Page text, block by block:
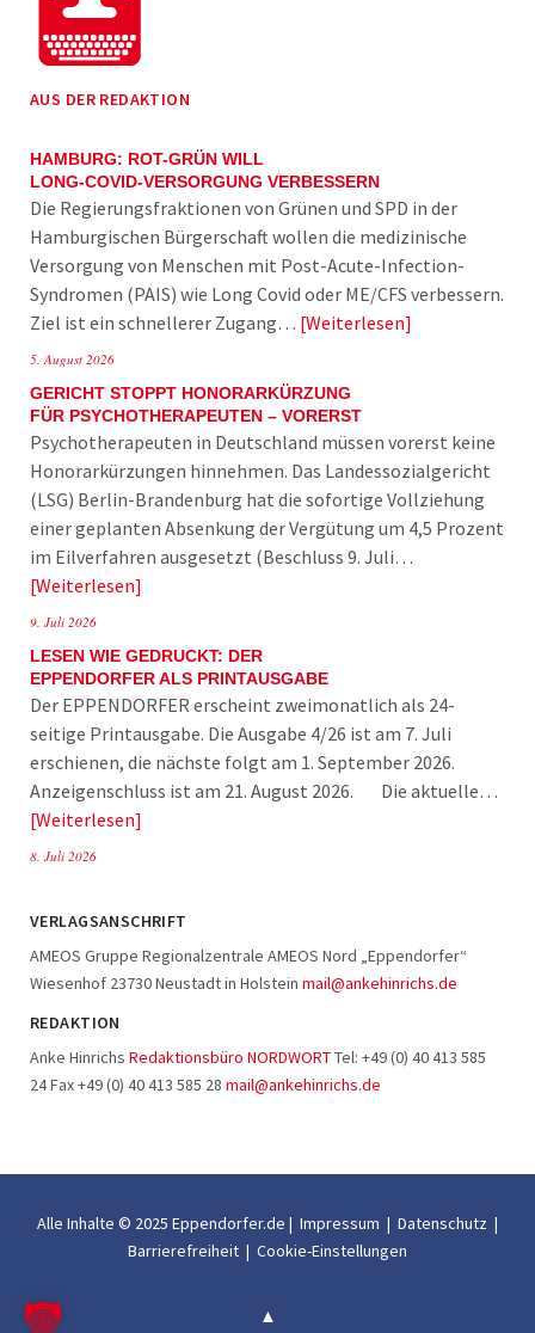
AUS DER REDAKTION
HAMBURG: ROT-GRÜN WILL
LONG-COVID-VERSORGUNG VERBESSERN
Die Regierungsfraktionen von Grünen und SPD in der
Hamburgischen Bürgerschaft wollen die medizinische
Versorgung von Menschen mit Post-Acute-Infection-
Syndromen (PAIS) wie Long Covid oder ME/CFS verbessern.
Ziel ist ein schnellerer Zugang… Weiterlesen
5. August 2026
GERICHT STOPPT HONORARKÜRZUNG
FÜR PSYCHOTHERAPEUTEN – VORERST
Psychotherapeuten in Deutschland müssen vorerst keine
Honorarkürzungen hinnehmen. Das Landessozialgericht
(LSG) Berlin-Brandenburg hat die sofortige Vollziehung
einer geplanten Absenkung der Vergütung um 4,5 Prozent
im Eilverfahren ausgesetzt (Beschluss 9. Juli…
Weiterlesen
9. Juli 2026
LESEN WIE GEDRUCKT: DER
EPPENDORFER ALS PRINTAUSGABE
Der EPPENDORFER erscheint zweimonatlich als 24-
seitige Printausgabe. Die Ausgabe 4/26 ist am 7. Juli
erschienen, die nächste folgt am 1. September 2026.
Anzeigenschluss ist am 21. August 2026. Die aktuelle…
Weiterlesen
8. Juli 2026
VERLAGSANSCHRIFT
AMEOS Gruppe Regionalzentrale AMEOS Nord „Eppendorfer“
Wiesenhof 23730 Neustadt in Holstein mail@ankehinrichs.de
REDAKTION
Anke Hinrichs Redaktionsbüro NORDWORTTel: +49 (0) 40 413 585
24 Fax +49 (0) 40 413 585 28 mail@ankehinrichs.de
Alle Inhalte © 2025 Eppendorfer.de | Impressum | Datenschutz |
Barrierefreiheit | Cookie-Einstellungen